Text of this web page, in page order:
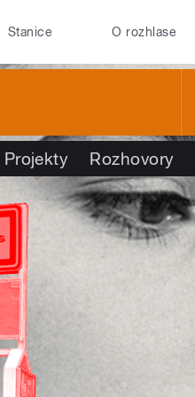
Stanice O rozhlase
Projekty Rozhovory